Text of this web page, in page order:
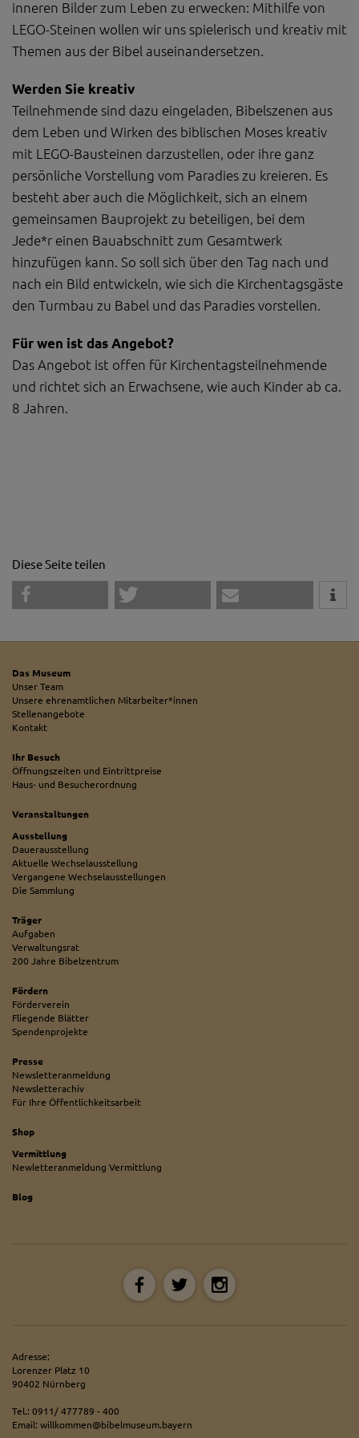
Diese Website nutzt Matomo Analytics für die Auswertung der
ausschließlich auf unseren eigenen Servern gespeichert. Eine
Übertragung an Dritte erfolgt nicht. Wir verwenden die Funktion
werden kann.
Wir nutzen YouTube im erweiterten Datenschutzmodus. Dieser Modus
bewirkt laut YouTube, dass YouTube keine Informationen über die
ansehen.
Eingebundene Inhalte
Optional sind externe Inhalte auf den Seiten dieser Website
eingebunden. Das können Kartendienste wie z.B. Google Maps sein
oder auch Anwendungen einer externen Website.
inneren Bilder zum Leben zu erwecken: Mithilfe von
LEGO-Steinen wollen wir uns spielerisch und kreativ mit
Themen aus der Bibel auseinandersetzen.
Werden Sie kreativ
Teilnehmende sind dazu eingeladen, Bibelszenen aus
dem Leben und Wirken des biblischen Moses kreativ
mit LEGO-Bausteinen darzustellen, oder ihre ganz
persönliche Vorstellung vom Paradies zu kreieren. Es
besteht aber auch die Möglichkeit, sich an einem
gemeinsamen Bauprojekt zu beteiligen, bei dem
Jede*r einen Bauabschnitt zum Gesamtwerk
hinzufügen kann. So soll sich über den Tag nach und
nach ein Bild entwickeln, wie sich die Kirchentagsgäste
den Turmbau zu Babel und das Paradies vorstellen.
Für wen ist das Angebot?
Das Angebot ist offen für Kirchentagsteilnehmende
und richtet sich an Erwachsene, wie auch Kinder ab ca.
8 Jahren.
Diese Seite teilen
Das Museum
Unser Team
Unsere ehrenamtlichen Mitarbeiter*innen
Stellenangebote
Kontakt
Ihr Besuch
Öffnungszeiten und Eintrittpreise
Haus- und Besucherordnung
Veranstaltungen
Ausstellung
Dauerausstellung
Aktuelle Wechselausstellung
Vergangene Wechselausstellungen
Die Sammlung
Träger
Aufgaben
Verwaltungsrat
200 Jahre Bibelzentrum
Fördern
Förderverein
Fliegende Blätter
Spendenprojekte
Presse
Newsletteranmeldung
Newsletterachiv
Für Ihre Öffentlichkeitsarbeit
Shop
Vermittlung
Newletteranmeldung Vermittlung
Blog
Adresse:
Lorenzer Platz 10
90402 Nürnberg
Tel.: 0911/ 477789 - 400
Email: willkommen@bibelmuseum.bayern